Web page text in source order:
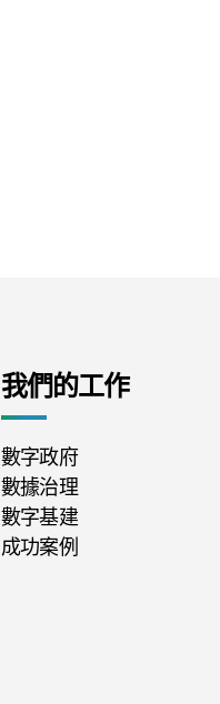
我們的工作
數字政府
數據治理
數字基建
成功案例